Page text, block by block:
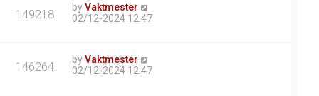
149218 byVaktmester
02/12-2024 12:47
146264 byVaktmester
02/12-2024 12:47